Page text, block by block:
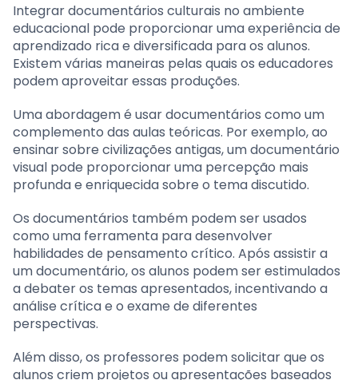
Integrar documentários culturais no ambiente
educacional pode proporcionar uma experiência de
aprendizado rica e diversificada para os alunos.
Existem várias maneiras pelas quais os educadores
podem aproveitar essas produções.
Uma abordagem é usar documentários como um
complemento das aulas teóricas. Por exemplo, ao
ensinar sobre civilizações antigas, um documentário
visual pode proporcionar uma percepção mais
profunda e enriquecida sobre o tema discutido.
Os documentários também podem ser usados
como uma ferramenta para desenvolver
habilidades de pensamento crítico. Após assistir a
um documentário, os alunos podem ser estimulados
a debater os temas apresentados, incentivando a
análise crítica e o exame de diferentes
perspectivas.
Além disso, os professores podem solicitar que os
alunos criem projetos ou apresentações baseados